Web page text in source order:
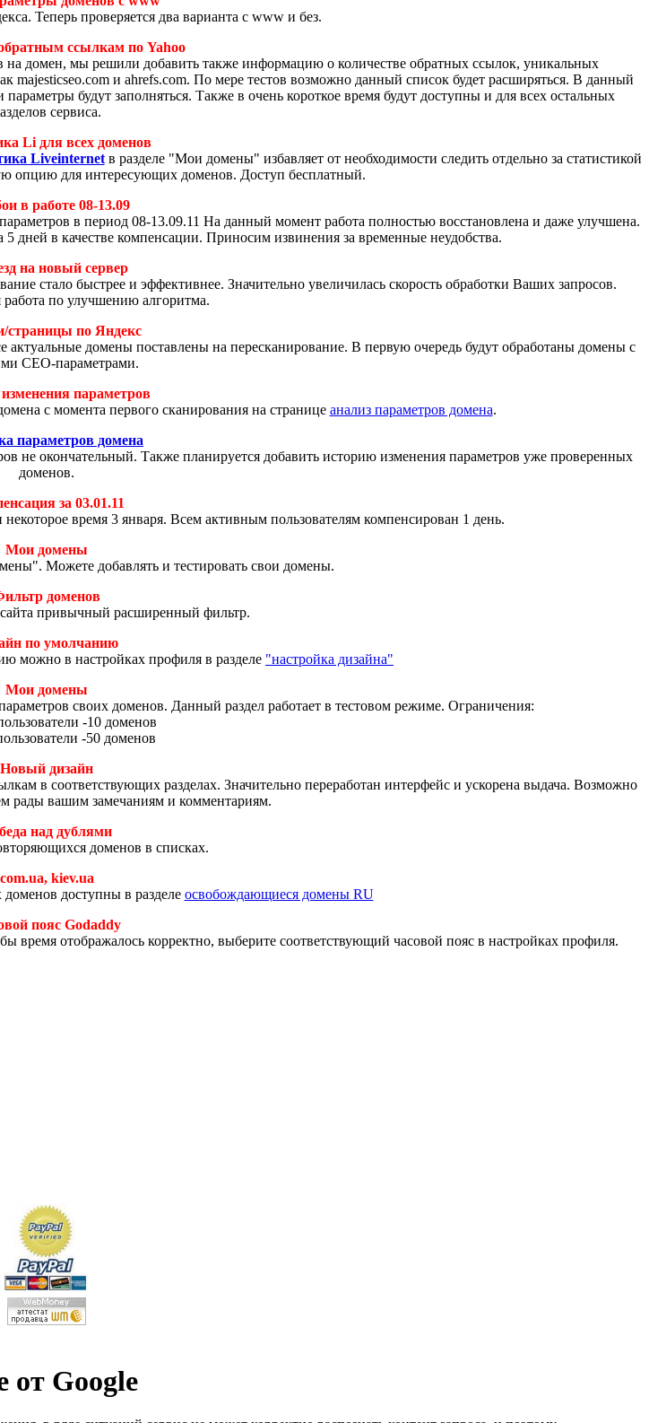
Теперь проверяется два варианта c www и без.
ссылкам по Yahoo
на домен, мы решили добавить также информацию о количестве обратных ссылок, уникальных
и ahrefs.com. По мере тестов возможно данный список будет расширяться. В данный
параметры будут заполняться. Также в очень короткое время будут доступны и для всех остальных
сервиса.
Li для всех доменов
Liveinternetв разделе "Мои домены" избавляет от необходимости следить отдельно за статистикой
опцию для интересующих доменов. Доступ бесплатный.
в работе 08-13.09
в период 08-13.09.11 На данный момент работа полностью восстановлена и даже улучшена.
дней в качестве компенсации. Приносим извинения за временные неудобства.
на новый сервер
стало быстрее и эффективнее. Значительно увеличилась скорость обработки Ваших запросов.
работа по улучшению алгоритма.
страницы по Яндекс
домены поставлены на пересканирование. В первую очередь будут обработаны домены с
СЕО-параметрами.
параметров
с момента первого сканирования на странице анализ параметров домена.
параметров домена
не окончательный. Также планируется добавить историю изменения параметров уже проверенных
доменов.
за 03.01.11
время 3 января. Всем активным пользователям компенсирован 1 день.
Мои домены
Можете добавлять и тестировать свои домены.
доменов
привычный расширенный фильтр.
по умолчанию
можно в настройках профиля в разделе "настройка дизайна"
Мои домены
своих доменов. Данный раздел работает в тестовом режиме. Ограничения:
-10 доменов
-50 доменов
Новый дизайн
в соответствующих разделах. Значительно переработан интерфейс и ускорена выдача. Возможно
рады вашим замечаниям и комментариям.
над дублями
доменов в списках.
com.ua, kiev.ua
доступны в разделе освобождающиеся домены RU
пояс Godaddy
время отображалось корректно, выберите соответствующий часовой пояс в настройках профиля.
от Google